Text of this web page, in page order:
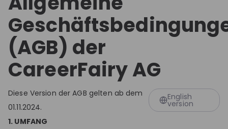
(AGB) der
CareerFairy AG
Diese Version der AGB gelten ab dem
01.11.2024.
English
version
1. UMFANG